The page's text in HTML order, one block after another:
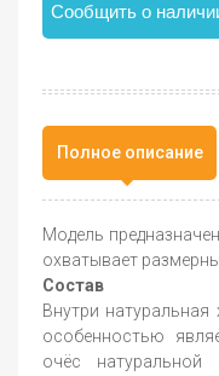
Сообщить о
Полное описание
Модель
охватывает
Состав
Внутри
особенностью
очёс